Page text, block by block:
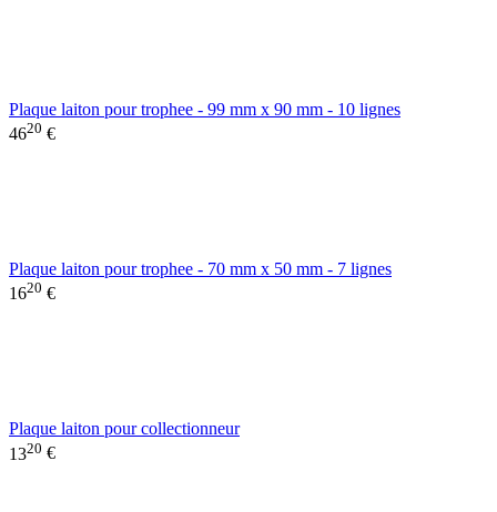
Plaque laiton pour trophee - 99 mm x 90 mm - 10 lignes
4620 €
Plaque laiton pour trophee - 70 mm x 50 mm - 7 lignes
1620 €
Plaque laiton pour collectionneur
1320 €